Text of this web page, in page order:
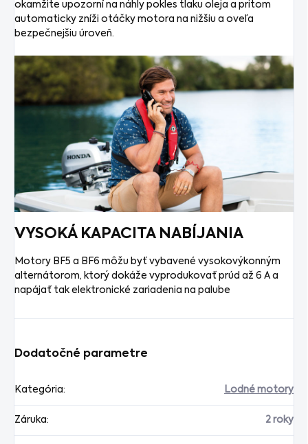
okamžite upozorní na náhly pokles tlaku oleja a pritom
automaticky zníži otáčky motora na nižšiu a oveľa
bezpečnejšiu úroveň.
VYSOKÁ KAPACITA NABÍJANIA
Motory BF5 a BF6 môžu byť vybavené vysokovýkonným
alternátorom, ktorý dokáže vyprodukovať prúd až 6 A a
napájať tak elektronické zariadenia na palube
Dodatočné parametre
Kategória: Lodné motory
Záruka: 2 roky